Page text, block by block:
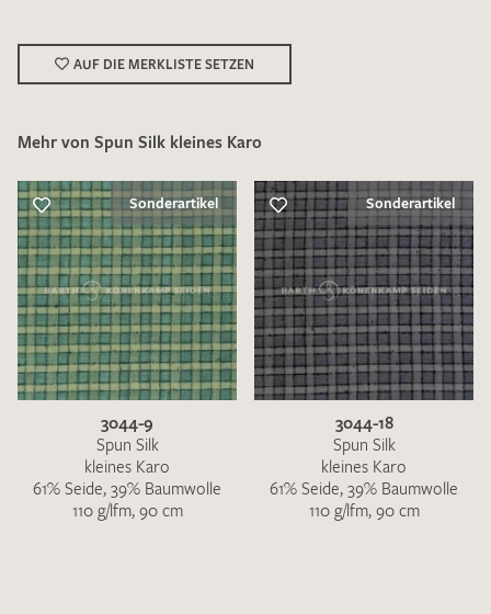
Ich bin damit einverstanden, dass meine angegebenen Daten
zur Beantwortung meiner Musteranfrage genutzt werden.
DieDatenschutzbestimmungenhabe ich zur Kenntnis
MUSTERANFRAGE SENDEN
AUF DIE MERKLISTE SETZEN
Mehr von Spun Silk kleines Karo
Sonderartikel
3044-9
Spun Silk
kleines Karo
61% Seide, 39% Baumwolle
110 g/lfm, 90 cm
Sonderartikel
3044-18
Spun Silk
kleines Karo
61% Seide, 39% Baumwolle
110 g/lfm, 90 cm